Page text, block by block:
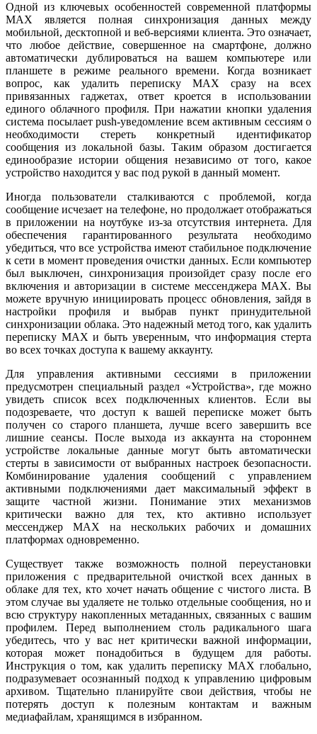
Одной из ключевых особенностей современной платформы
MAX является полная синхронизация данных между
мобильной, десктопной и веб-версиями клиента. Это означает,
что любое действие, совершенное на смартфоне, должно
автоматически дублироваться на вашем компьютере или
планшете в режиме реального времени. Когда возникает
вопрос, как удалить переписку MAX сразу на всех
привязанных гаджетах, ответ кроется в использовании
единого облачного профиля. При нажатии кнопки удаления
система посылает push-уведомление всем активным сессиям о
необходимости стереть конкретный идентификатор
сообщения из локальной базы. Таким образом достигается
единообразие истории общения независимо от того, какое
устройство находится у вас под рукой в данный момент.
Иногда пользователи сталкиваются с проблемой, когда
сообщение исчезает на телефоне, но продолжает отображаться
в приложении на ноутбуке из-за отсутствия интернета. Для
обеспечения гарантированного результата необходимо
убедиться, что все устройства имеют стабильное подключение
к сети в момент проведения очистки данных. Если компьютер
был выключен, синхронизация произойдет сразу после его
включения и авторизации в системе мессенджера MAX. Вы
можете вручную инициировать процесс обновления, зайдя в
настройки профиля и выбрав пункт принудительной
синхронизации облака. Это надежный метод того, как удалить
переписку MAX и быть уверенным, что информация стерта
во всех точках доступа к вашему аккаунту.
Для управления активными сессиями в приложении
предусмотрен специальный раздел «Устройства», где можно
увидеть список всех подключенных клиентов. Если вы
подозреваете, что доступ к вашей переписке может быть
получен со старого планшета, лучше всего завершить все
лишние сеансы. После выхода из аккаунта на стороннем
устройстве локальные данные могут быть автоматически
стерты в зависимости от выбранных настроек безопасности.
Комбинирование удаления сообщений с управлением
активными подключениями дает максимальный эффект в
защите частной жизни. Понимание этих механизмов
критически важно для тех, кто активно использует
мессенджер MAX на нескольких рабочих и домашних
платформах одновременно.
Существует также возможность полной переустановки
приложения с предварительной очисткой всех данных в
облаке для тех, кто хочет начать общение с чистого листа. В
этом случае вы удаляете не только отдельные сообщения, но и
всю структуру накопленных метаданных, связанных с вашим
профилем. Перед выполнением столь радикального шага
убедитесь, что у вас нет критически важной информации,
которая может понадобиться в будущем для работы.
Инструкция о том, как удалить переписку MAX глобально,
подразумевает осознанный подход к управлению цифровым
архивом. Тщательно планируйте свои действия, чтобы не
потерять доступ к полезным контактам и важным
медиафайлам, хранящимся в избранном.